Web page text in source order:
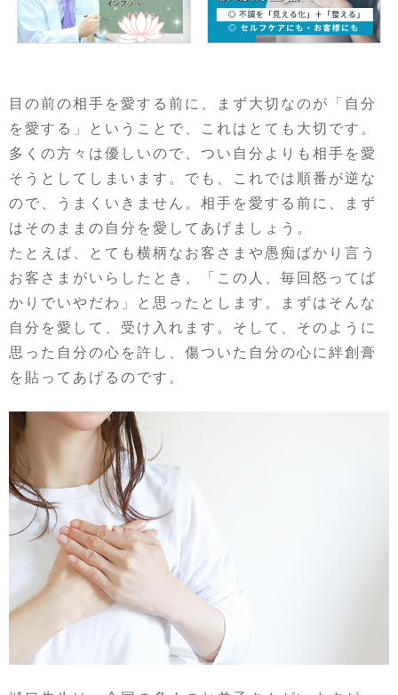
目の前の相手を愛する前に、まず大切なのが「自分
を愛する」ということで、これはとても大切です。
多くの方々は優しいので、つい自分よりも相手を愛
そうとしてしまいます。でも、これでは順番が逆な
ので、うまくいきません。相手を愛する前に、まず
はそのままの自分を愛してあげましょう。
たとえば、とても横柄なお客さまや愚痴ばかり言う
お客さまがいらしたとき、「この人、毎回怒ってば
かりでいやだわ」と思ったとします。まずはそんな
自分を愛して、受け入れます。そして、そのように
思った自分の心を許し、傷ついた自分の心に絆創膏
を貼ってあげるのです。